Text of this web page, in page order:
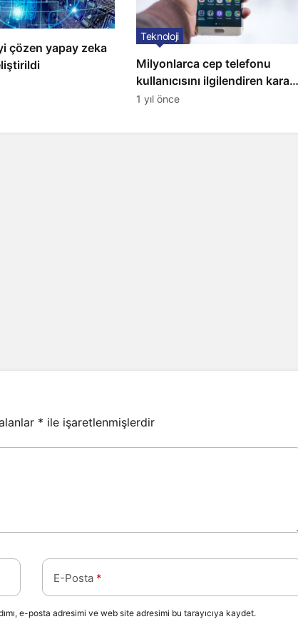
çözen yapay zeka
Milyonlarca cep telefonu
kullanıcısını ilgilendiren karar:
31 Temmuz’da hepsi silinecek
Teknoloji
1 yıl önce
* ile işaretlenmişlerdir
E-Posta *
e-posta adresimi ve web site adresimi bu tarayıcıya kaydet.